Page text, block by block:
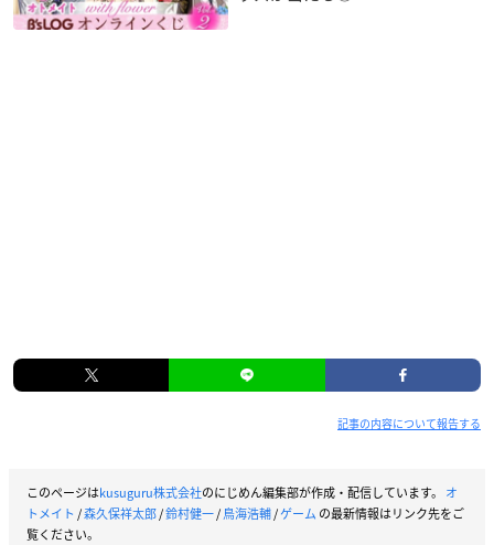
記事の内容について報告する
このページはkusuguru株式会社のにじめん編集部が作成・配信しています。 オ
トメイト /森久保祥太郎/鈴村健一/鳥海浩輔/ゲーム の最新情報はリンク先をご
覧ください。